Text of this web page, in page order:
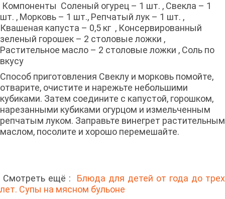
Компоненты Соленый огурец – 1 шт. , Свекла – 1
шт. , Морковь – 1 шт., Репчатый лук – 1 шт. ,
Квашеная капуста – 0,5 кг , Консервированный
зеленый горошек – 2 столовые ложки ,
Растительное масло – 2 столовые ложки , Соль по
вкусу
Способ приготовления Свеклу и морковь помойте,
отварите, очистите и нарежьте небольшими
кубиками. Затем соедините с капустой, горошком,
нарезанными кубиками огурцом и измельченным
репчатым луком. Заправьте винегрет растительным
маслом, посолите и хорошо перемешайте.
Смотреть ещё : Блюда для детей от года до трех
лет. Супы на мясном бульоне